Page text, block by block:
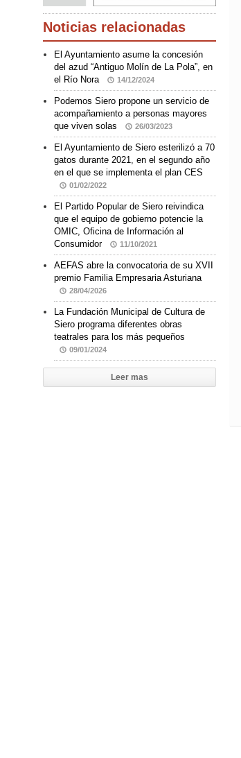
Noticias relacionadas
El Ayuntamiento asume la concesión
del azud “Antiguo Molín de La Pola”, en
el Río Nora
14/12/2024
Podemos Siero propone un servicio de
acompañamiento a personas mayores
que viven solas
26/03/2023
El Ayuntamiento de Siero esterilizó a 70
gatos durante 2021, en el segundo año
en el que se implementa el plan CES
01/02/2022
El Partido Popular de Siero reivindica
que el equipo de gobierno potencie la
OMIC, Oficina de Información al
Consumidor
11/10/2021
AEFAS abre la convocatoria de su XVII
premio Familia Empresaria Asturiana
28/04/2026
La Fundación Municipal de Cultura de
Siero programa diferentes obras
teatrales para los más pequeños
09/01/2024
Leer mas